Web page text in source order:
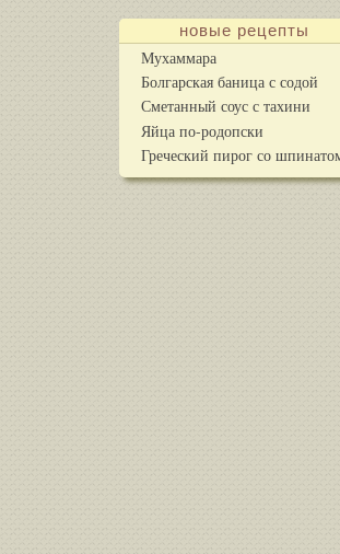
новые рецепты
Мухаммара
Болгарская баница с содой
Сметанный соус с тахини
Яйца по-родопски
Греческий пирог со